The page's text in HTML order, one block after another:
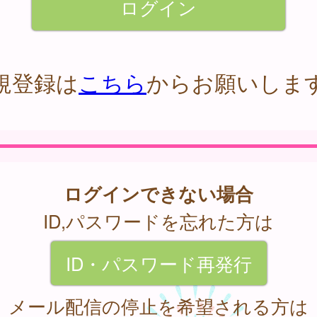
登録はこちらからお願いしま
ログインできない場合
ID,パスワードを忘れた方は
ID・パスワード再発行
メール配信の停止を希望される方は